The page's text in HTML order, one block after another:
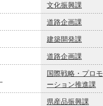
文化振興課
道路企画課
建築開発課
道路企画課
国際戦略・プロモ
ーション推進課
県産品振興課